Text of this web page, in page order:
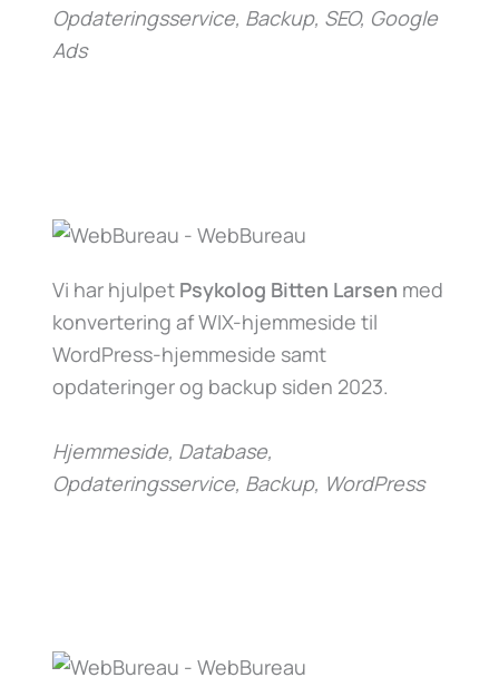
Opdateringsservice, Backup, SEO, Google
Ads
Vi har hjulpet Psykolog Bitten Larsen med
konvertering af WIX-hjemmeside til
WordPress-hjemmeside samt
opdateringer og backup siden 2023.
Hjemmeside, Database,
Opdateringsservice, Backup, WordPress